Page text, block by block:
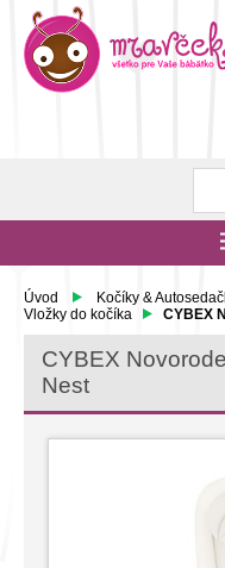
Úvod Kočíky &
Vložky do kočíka
CYBEX
CYBEX
Nest